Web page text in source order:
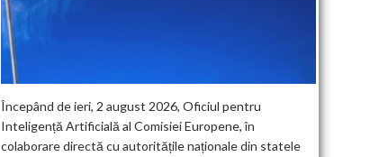
Începând de ieri, 2 august 2026, Oficiul pentru
Inteligență Artificială al Comisiei Europene, în
colaborare directă cu autoritățile naționale din statele